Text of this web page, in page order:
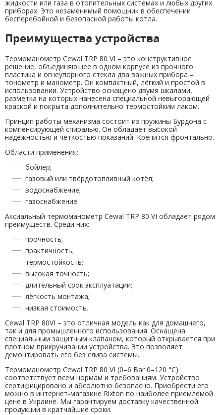
жидкости или газа в отопительных системах и любых других
приборах. Это незаменимый помощник в обеспечении
бесперебойной и безопасной работы котла.
Преимущества устройства
Термоманометр Cewal TRP 80 VI – это конструктивное
решение, объединяющее в одном корпусе из прочного
пластика и огнеупорного стекла два важных прибора –
тонометр и манометр. Он компактный, лёгкий и простой в
использовании. Устройство оснащено двумя шкалами,
разметка на которых нанесена специальной невыгорающей
краской и покрыта дополнительно термостойким лаком.
Принцип работы механизма состоит из пружины Бурдона с
компенсирующей спиралью. Он обладает высокой
надёжностью и чёткостью показаний. Крепится фронтально.
Области применения:
бойлер;
газовый или твёрдотопливный котёл;
водоснабжение;
газоснабжение.
Аксиальный термоманометр Cewal TRP 80 VI обладает рядом
преимуществ. Среди них:
прочность;
практичность;
термостойкость;
высокая точность;
длительный срок эксплуатации;
лёгкость монтажа;
низкая стоимость.
Cewal TRP 80VI – это отличная модель как для домашнего,
так и для промышленного использования. Оснащена
специальным защитным клапаном, который открывается при
плотном прикручивании устройства. Это позволяет
демонтировать его без слива системы.
Термоманометр Cewal TRP 80 VI (0–6 Bar 0–120 °C)
соответствует всем нормам и требованиям. Устройство
сертифицировано и абсолютно безопасно. Приобрести его
можно в интернет-магазине Rixton по наиболее приемлемой
цене в Украине. Мы гарантируем доставку качественной
продукции в кратчайшие сроки.